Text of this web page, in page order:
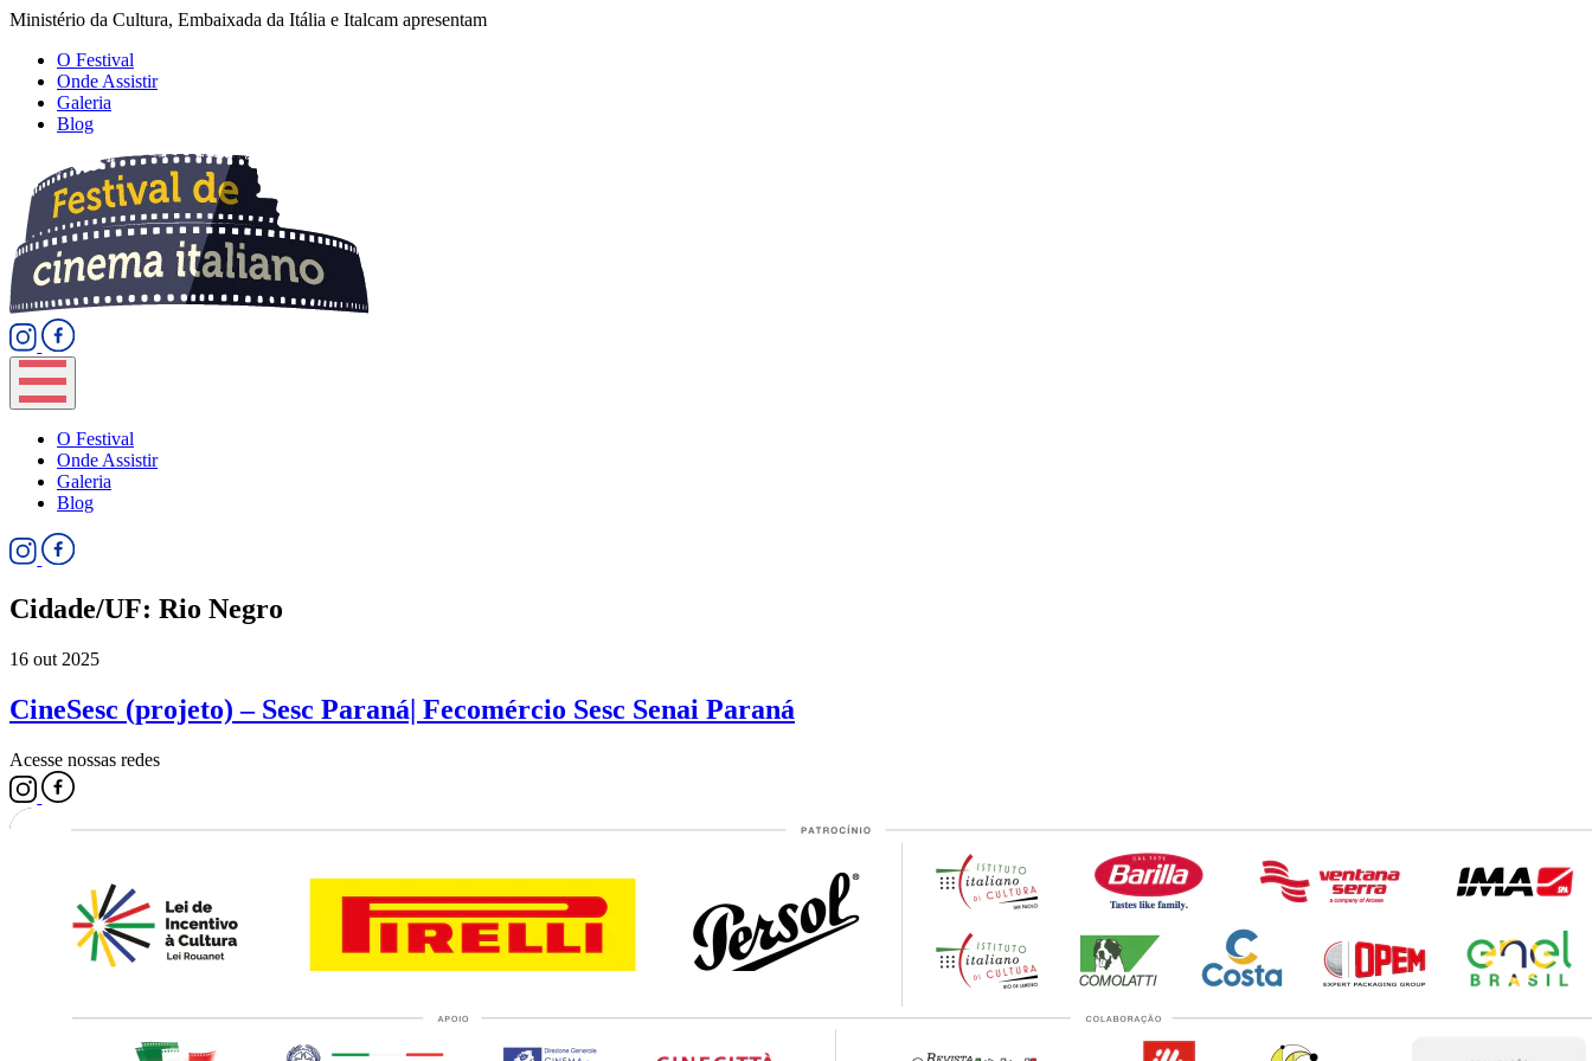
Ministério da Cultura, Embaixada da Itália e Italcam apresentam
O Festival
Onde Assistir
Galeria
Blog
O Festival
Onde Assistir
Galeria
Blog
Cidade/UF: Rio Negro
16 out 2025
CineSesc (projeto) – Sesc Paraná| Fecomércio Sesc Senai Paraná
Acesse nossas redes